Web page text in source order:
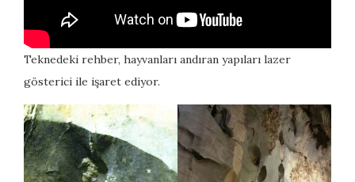
Teknedeki rehber, hayvanları andıran yapıları lazer
gösterici ile işaret ediyor.